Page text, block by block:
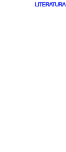
LITERATURA